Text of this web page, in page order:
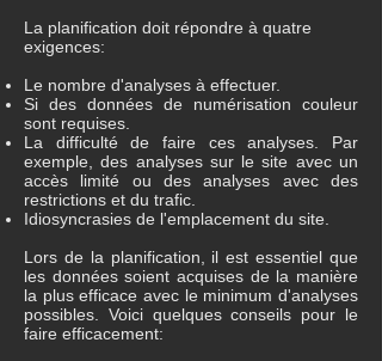
La planification doit répondre à quatre
exigences:
Le nombre d'analyses à effectuer.
Si des données de numérisation couleur
sont requises.
La difficulté de faire ces analyses. Par
exemple, des analyses sur le site avec un
accès limité ou des analyses avec des
restrictions et du trafic.
Idiosyncrasies de l'emplacement du site.
Lors de la planification, il est essentiel que
les données soient acquises de la manière
la plus efficace avec le minimum d'analyses
possibles. Voici quelques conseils pour le
faire efficacement: